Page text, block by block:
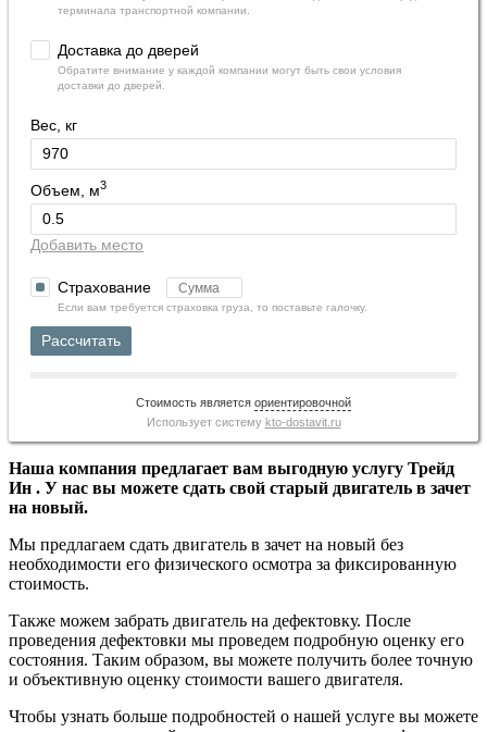
терминала транспортной компании.
Доставка до дверей
Обратите внимание у каждой компании могут быть свои условия
доставки до дверей.
Вес, кг
Объем, м3
Добавить место
Страхование
Если вам требуется страховка груза, то поставьте галочку.
Рассчитать
Стоимость является ориентировочной
Использует систему kto-dostavit.ru
Наша компания предлагает вам выгодную услугу Трейд
Ин . У нас вы можете сдать свой старый двигатель в зачет
на новый.
Мы предлагаем сдать двигатель в зачет на новый без
необходимости его физического осмотра за фиксированную
стоимость.
Также можем забрать двигатель на дефектовку. После
проведения дефектовки мы проведем подробную оценку его
состояния. Таким образом, вы можете получить более точную
и объективную оценку стоимости вашего двигателя.
Чтобы узнать больше подробностей о нашей услуге вы можете